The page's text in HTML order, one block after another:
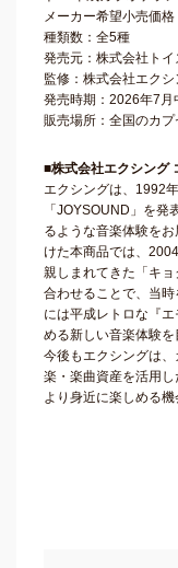
メーカー希望小売価格
種類数：全5種
発売元：株式会社トイ
監修：株式会社エクシ
発売時期：2026年7月
販売場所：全国のカ
■株式会社エクシング
エクシングは、1992
「JOYSOUND」を
るような音楽体験を
けた本商品では、
親しまれてきた「キ
合わせることで、当
には平成レトロな『
める新しい音楽体験を
今後もエクシングは
楽・楽曲資産を活用
より身近に楽しめる機